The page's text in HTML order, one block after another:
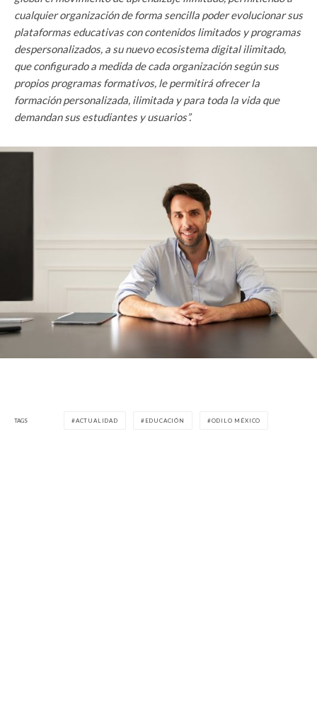
cualquier organización de forma sencilla poder evolucionar sus
plataformas educativas con contenidos limitados y programas
despersonalizados, a su nuevo ecosistema digital ilimitado,
que configurado a medida de cada organización según sus
propios programas formativos, le permitirá ofrecer la
formación personalizada, ilimitada y para toda la vida que
demandan sus estudiantes y usuarios”.
TAGS ACTUALIDAD EDUCACIÓN ODILO MÉXICO